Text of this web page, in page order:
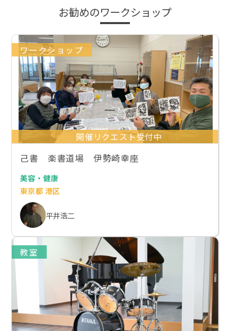
お勧めのワークショップ
ワークショップ
開催リクエスト受付中
己書 楽書道場 伊勢崎幸座
美容・健康
東京都 港区
平井浩二
教室